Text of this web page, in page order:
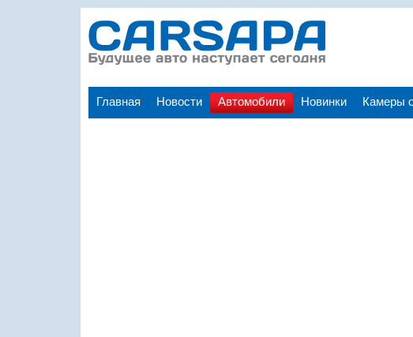
Главная Новости Автомобили Новинки Камеры